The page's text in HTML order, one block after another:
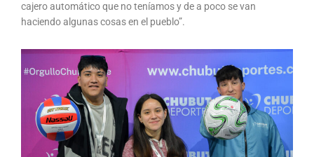
cajero automático que no teníamos y de a poco se van
haciendo algunas cosas en el pueblo”.